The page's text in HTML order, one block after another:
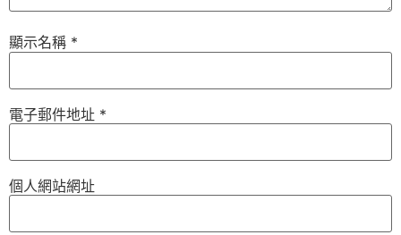
顯示名稱 *
電子郵件地址 *
個人網站網址